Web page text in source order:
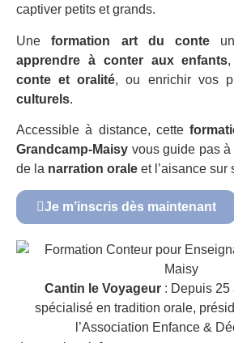
captiver petits et grands.
Uneformation art du conte
apprendre à conter aux enfants
conte et oralité, ou enrichir vos
culturels.
Accessible à distance, cette
Grandcamp-Maisy vous guide pas
de la narration orale et l’aisance sur
Je m’inscris dès maintenant
Cantin le Voyageur : Depuis 25
spécialisé en tradition orale,
l’Association Enfance &